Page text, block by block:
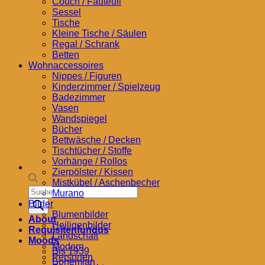
Products
search
About
Requisitenfundus
Moods
Bis 1939
Bohemian
Sessel
Tische
Kleine Tische / Säulen
Regal / Schrank
Betten
Wohnaccessoires
Nippes / Figuren
Kinderzimmer / Spielzeug
Badezimmer
Vasen
Wandspiegel
Bücher
Bettwäsche / Decken
Tischtücher / Stoffe
Vorhänge / Rollos
Zierpölster / Kissen
Mistkübel / Aschenbecher
Murano
Bilder
Blumenbilder
Heiligenbilder
Landschaft
Modern
Personen